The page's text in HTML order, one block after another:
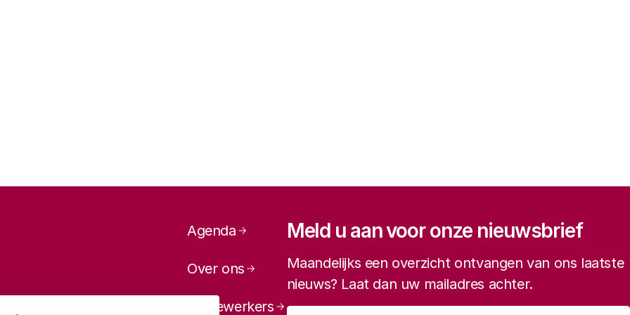
Paginanavigatie
Agenda
Over ons
Medewerkers
Meld u aan voor onze nieuwsbrief
Maandelijks een overzicht ontvangen van ons laatste
nieuws? Laat dan uw mailadres achter.